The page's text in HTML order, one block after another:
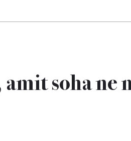
soha ne